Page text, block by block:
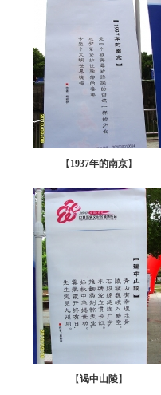
【 1937年的南京】
【谒中山陵】